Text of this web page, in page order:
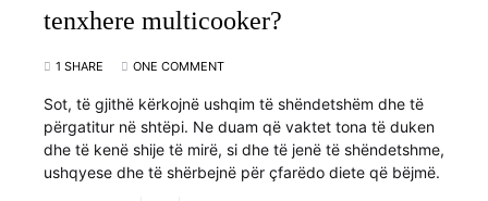
tenxhere multicooker?
1 SHARE ONE COMMENT
Sot, të gjithë kërkojnë ushqim të shëndetshëm dhe të
përgatitur në shtëpi. Ne duam që vaktet tona të duken
dhe të kenë shije të mirë, si dhe të jenë të shëndetshme,
ushqyese dhe të shërbejnë për çfarëdo diete që bëjmë.